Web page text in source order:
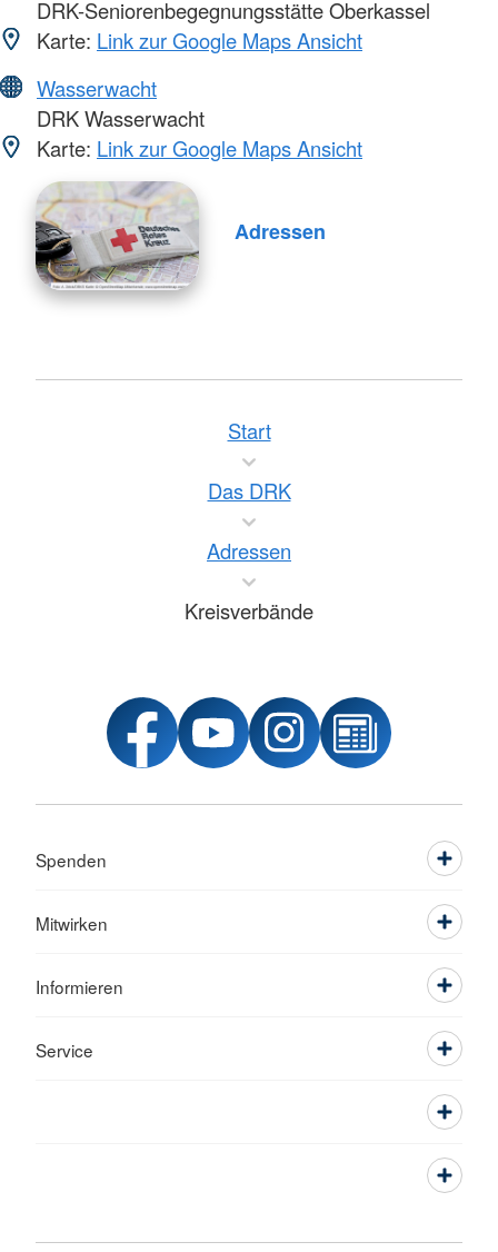
DRK-Seniorenbegegnungsstätte Oberkassel
Karte: Link zur Google Maps Ansicht
Wasserwacht
DRK Wasserwacht
Karte: Link zur Google Maps Ansicht
Adressen
Start
Das DRK
Adressen
Kreisverbände
Spenden
Mitwirken
Informieren
Service